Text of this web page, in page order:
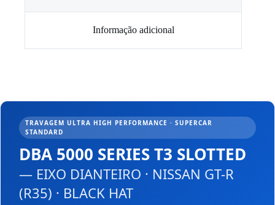
Informação adicional
TRAVAGEM ULTRA HIGH PERFORMANCE · SUPERCAR
STANDARD
DBA 5000 SERIES T3 SLOTTED
— EIXO DIANTEIRO · NISSAN GT-R
(R35) · BLACK HAT